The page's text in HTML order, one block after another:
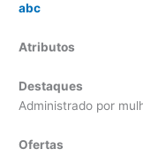
abc
Atributos
Destaques
Administrado por
Ofertas